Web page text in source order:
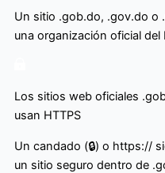
Un sitio .gob.do, .gov.do o
una organización oficial
Los sitios web oficiales
usan HTTPS
Un candado (🔒) o https://
un sitio seguro dentro de